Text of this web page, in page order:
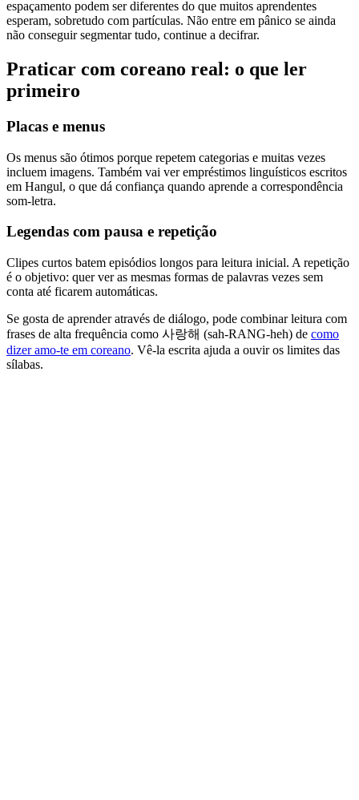
espaçamento podem ser diferentes do que muitos aprendentes
esperam, sobretudo com partículas. Não entre em pânico se ainda
não conseguir segmentar tudo, continue a decifrar.
Praticar com coreano real: o que ler
primeiro
Placas e menus
Os menus são ótimos porque repetem categorias e muitas vezes
incluem imagens. Também vai ver empréstimos linguísticos escritos
em Hangul, o que dá confiança quando aprende a correspondência
som-letra.
Legendas com pausa e repetição
Clipes curtos batem episódios longos para leitura inicial. A repetição
é o objetivo: quer ver as mesmas formas de palavras vezes sem
conta até ficarem automáticas.
Se gosta de aprender através de diálogo, pode combinar leitura com
frases de alta frequência como 사랑해 (sah-RANG-heh) de como
dizer amo-te em coreano. Vê-la escrita ajuda a ouvir os limites das
sílabas.